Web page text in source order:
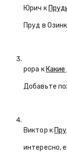
Юрич к
Пруд в
popa к
Добавьте
Виктор к
интересно,